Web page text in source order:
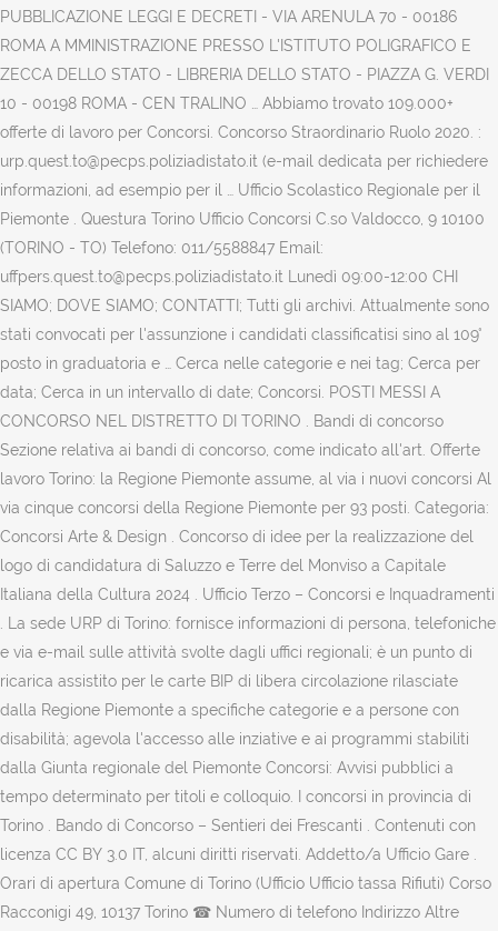
PUBBLICAZIONE LEGGI E DECRETI - VIA ARENULA 70 - 00186
ROMA A MMINISTRAZIONE PRESSO L'ISTITUTO POLIGRAFICO E
ZECCA DELLO STATO - LIBRERIA DELLO STATO - PIAZZA G. VERDI
10 - 00198 ROMA - CEN TRALINO … Abbiamo trovato 109.000+
offerte di lavoro per Concorsi. Concorso Straordinario Ruolo 2020. :
urp.quest.to@pecps.poliziadistato.it (e-mail dedicata per richiedere
informazioni, ad esempio per il … Ufficio Scolastico Regionale per il
Piemonte . Questura Torino Ufficio Concorsi C.so Valdocco, 9 10100
(TORINO - TO) Telefono: 011/5588847 Email:
uffpers.quest.to@pecps.poliziadistato.it Lunedì 09:00-12:00 CHI
SIAMO; DOVE SIAMO; CONTATTI; Tutti gli archivi. Attualmente sono
stati convocati per l'assunzione i candidati classificatisi sino al 109°
posto in graduatoria e … Cerca nelle categorie e nei tag; Cerca per
data; Cerca in un intervallo di date; Concorsi. POSTI MESSI A
CONCORSO NEL DISTRETTO DI TORINO . Bandi di concorso
Sezione relativa ai bandi di concorso, come indicato all'art. Offerte
lavoro Torino: la Regione Piemonte assume, al via i nuovi concorsi Al
via cinque concorsi della Regione Piemonte per 93 posti. Categoria:
Concorsi Arte & Design . Concorso di idee per la realizzazione del
logo di candidatura di Saluzzo e Terre del Monviso a Capitale
Italiana della Cultura 2024 . Ufficio Terzo – Concorsi e Inquadramenti
. La sede URP di Torino: fornisce informazioni di persona, telefoniche
e via e-mail sulle attività svolte dagli uffici regionali; è un punto di
ricarica assistito per le carte BIP di libera circolazione rilasciate
dalla Regione Piemonte a specifiche categorie e a persone con
disabilità; agevola l'accesso alle inziative e ai programmi stabiliti
dalla Giunta regionale del Piemonte Concorsi: Avvisi pubblici a
tempo determinato per titoli e colloquio. I concorsi in provincia di
Torino . Bando di Concorso – Sentieri dei Frescanti . Contenuti con
licenza CC BY 3.0 IT, alcuni diritti riservati. Addetto/a Ufficio Gare .
Orari di apertura Comune di Torino (Ufficio Ufficio tassa Rifiuti) Corso
Racconigi 49, 10137 Torino ☎ Numero di telefono Indirizzo Altre